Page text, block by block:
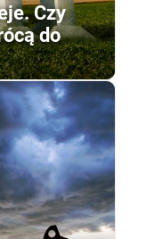
Czy
do